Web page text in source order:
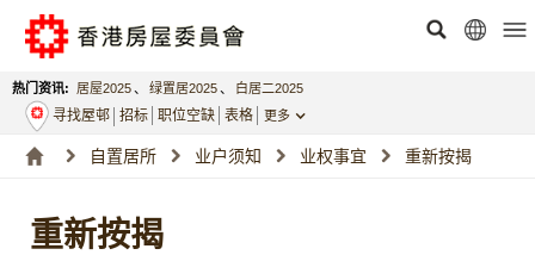
热门资讯: 居屋2025、 绿置居2025、 白居二2025
寻找屋邨 招标 职位空缺 表格 更多
自置居所 业户须知 业权事宜 重新按揭
重新按揭